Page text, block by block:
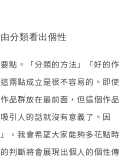
分類看出個性
點。「分類的方法」「好的作
兩點成立是很不容易的。即使
品群放在最前面，但這個作品
引人的話就沒有意義了。因
，我會希望大家能夠多花點時
判斷將會展現出個人的個性傳